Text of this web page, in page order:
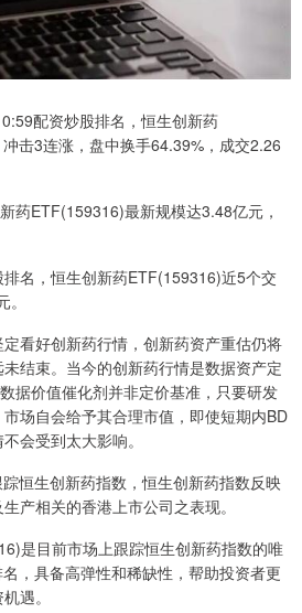
配资炒股排名，恒生创新药
击3连涨，盘中换手64.39%，成交2.26
ETF(159316)最新规模达3.48亿元，
名，恒生创新药ETF(159316)近5个交
看好创新药行情，创新药资产重估仍将
结束。当今的创新药行情是数据资产定
据价值催化剂并非定价基准，只要研发
场自会给予其合理市值，即使短期内BD
会受到太大影响。
生创新药指数，恒生创新药指数反映
产相关的香港上市公司之表现。
目前市场上跟踪恒生创新药指数的唯
，具备高弹性和稀缺性，帮助投资者更
遇。